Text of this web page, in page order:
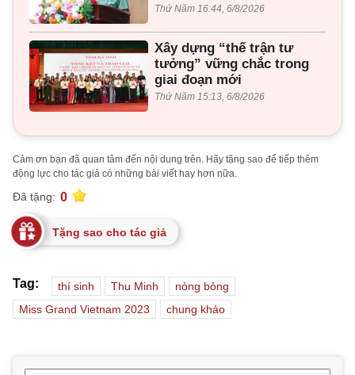
Thứ Năm 16:44, 6/8/2026
Xây dựng “thế trận tư
tưởng” vững chắc trong
giai đoạn mới
Thứ Năm 15:13, 6/8/2026
Cảm ơn bạn đã quan tâm đến nội dung trên. Hãy tặng sao để tiếp thêm
động lực cho tác giả có những bài viết hay hơn nữa.
Đã tặng: 0
Tặng sao cho tác giả
Tag: thí sinh Thu Minh
nỏng bỏng
Miss Grand Vietnam 2023
chung khảo